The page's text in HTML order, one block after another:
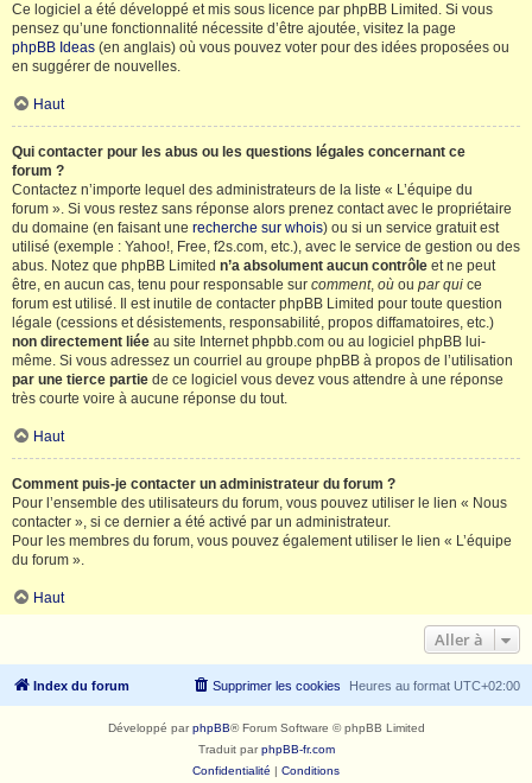
Ce logiciel a été développé et mis sous licence par phpBB Limited. Si vous
pensez qu’une fonctionnalité nécessite d’être ajoutée, visitez la page
phpBB Ideas (en anglais) où vous pouvez voter pour des idées proposées ou
en suggérer de nouvelles.
Haut
Qui contacter pour les abus ou les questions légales concernant ce
forum ?
Contactez n’importe lequel des administrateurs de la liste « L’équipe du
forum ». Si vous restez sans réponse alors prenez contact avec le propriétaire
du domaine (en faisant une recherche sur whois) ou si un service gratuit est
utilisé (exemple : Yahoo!, Free, f2s.com, etc.), avec le service de gestion ou des
abus. Notez que phpBB Limited n’a absolument aucun contrôle et ne peut
être, en aucun cas, tenu pour responsable sur comment, où ou par qui ce
forum est utilisé. Il est inutile de contacter phpBB Limited pour toute question
légale (cessions et désistements, responsabilité, propos diffamatoires, etc.)
non directement liée au site Internet phpbb.com ou au logiciel phpBB lui-
même. Si vous adressez un courriel au groupe phpBB à propos de l’utilisation
par une tierce partie de ce logiciel vous devez vous attendre à une réponse
très courte voire à aucune réponse du tout.
Haut
Comment puis-je contacter un administrateur du forum ?
Pour l’ensemble des utilisateurs du forum, vous pouvez utiliser le lien « Nous
contacter », si ce dernier a été activé par un administrateur.
Pour les membres du forum, vous pouvez également utiliser le lien « L’équipe
du forum ».
Haut
Aller à
Index du forum Heures au format UTC+02:00
Supprimer les cookies
Développé parphpBB® Forum Software © phpBB Limited
Traduit parphpBB-fr.com
Confidentialité | Conditions